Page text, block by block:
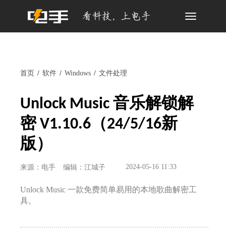
Toggle
首页 软件 Windows 文件处理
Unlock Music 音乐解锁解
密 V1.10.6（24/5/16新
版）
来源：电手 编辑：江城子 2024-05-16 11:33
Unlock Music 一款免费简单易用的本地歌曲解密工
具。